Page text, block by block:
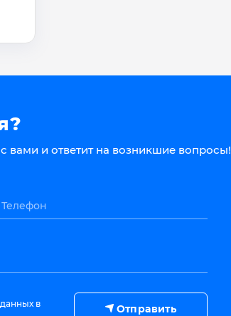
и ответит на возникшие вопросы!
Телефон
в
Отправить